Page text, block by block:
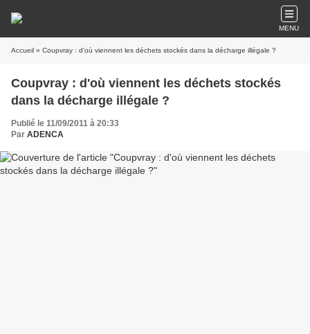
MENU
Accueil » Coupvray : d'où viennent les déchets stockés dans la décharge illégale ?
Coupvray : d'où viennent les déchets stockés
dans la décharge illégale ?
Publié le 11/09/2011 à 20:33
Par ADENCA